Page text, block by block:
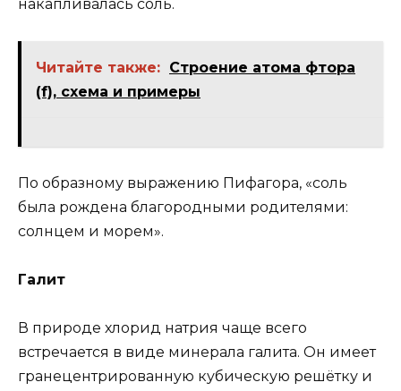
накапливалась соль.
Читайте также: Строение атома фтора
(f), схема и примеры
По образному выражению Пифагора, «соль
была рождена благородными родителями:
солнцем и морем».
Галит
В природе хлорид натрия чаще всего
встречается в виде минерала галита. Он имеет
гранецентрированную кубическую решётку и